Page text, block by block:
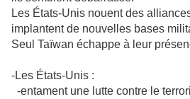
Les États-Unis nouent des
implantent de nouvelles bases
Seul Taïwan échappe à leur
-Les États-Unis :
-entament une lutte contre le